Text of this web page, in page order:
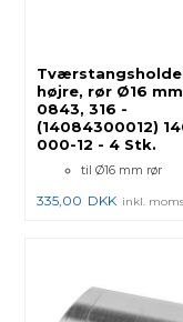
højre, rør Ø16
0843, 316 -
(14084300012)
000-12 - 4 Stk.
til Ø16 mm rør
335,00 DKK inkl. moms